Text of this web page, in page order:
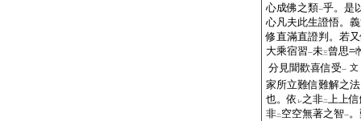
心成佛之類一乎。是
心凡夫此生證悟。
修直滿直證判。若
大乘宿習一未三曾思
分見聞歡喜信受一 文
家所立難信難解之
也。依 レ之非二上上
非二 空空無著之智一